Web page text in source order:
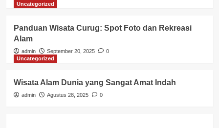
Uncategorized
Panduan Wisata Curug: Spot Foto dan Rekreasi
Alam
admin September 20, 2025
0
Uncategorized
Wisata Alam Dunia yang Sangat Amat Indah
admin Agustus 28, 2025 0